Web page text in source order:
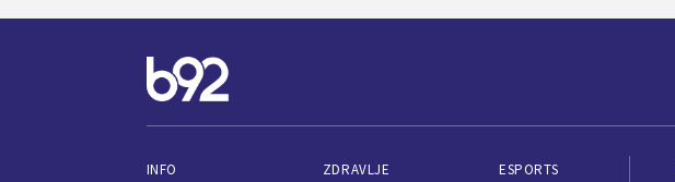
INFO
ZDRAVLJE
ESPORTS